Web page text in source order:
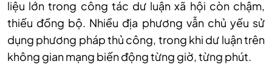
liệu lớn trong công tác dư luận xã hội còn chậm,
thiếu đồng bộ. Nhiều địa phương vẫn chủ yếu sử
dụng phương pháp thủ công, trong khi dư luận trên
không gian mạng biến động từng giờ, từng phút.